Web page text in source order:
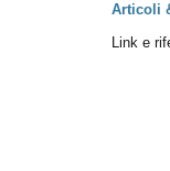
Articoli
Link e